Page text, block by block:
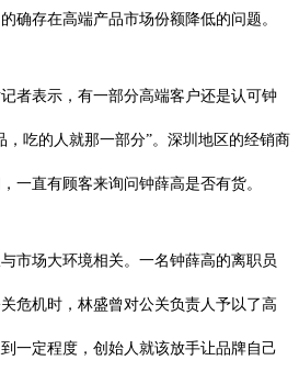
确存在高端产品市场份额降低的问题。
者表示，有一部分高端客户还是认可钟
，吃的人就那一部分”。深圳地区的经销商
一直有顾客来询问钟薛高是否有货。
市场大环境相关。一名钟薛高的离职员
危机时，林盛曾对公关负责人予以了高
一定程度，创始人就该放手让品牌自己